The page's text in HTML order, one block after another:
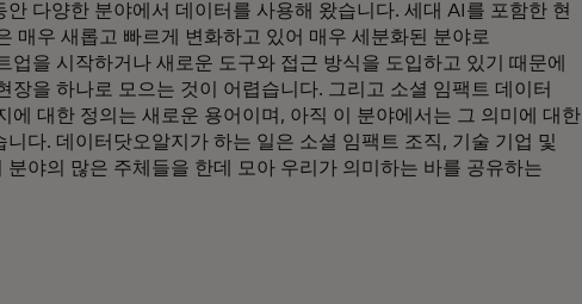
안 다양한 분야에서 데이터를 사용해 왔습니다. 세대 AI를 포함한 현
매우 새롭고 빠르게 변화하고 있어 매우 세분화된 분야로
업을 시작하거나 새로운 도구와 접근 방식을 도입하고 있기 때문에
장을 하나로 모으는 것이 어렵습니다. 그리고 소셜 임팩트 데이터
에 대한 정의는 새로운 용어이며, 아직 이 분야에서는 그 의미에 대한
다. 데이터닷오알지가 하는 일은 소셜 임팩트 조직, 기술 기업 및
분야의 많은 주체들을 한데 모아 우리가 의미하는 바를 공유하는